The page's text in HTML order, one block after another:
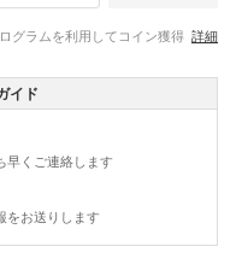
グラムを利用してコイン獲得 詳細
イド
早くご連絡します
をお送りします